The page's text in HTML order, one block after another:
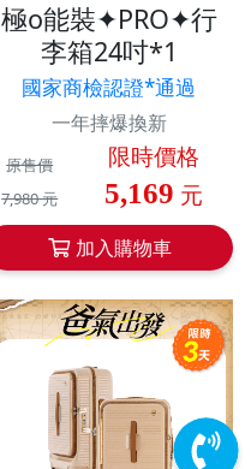
極o能裝✦PRO✦行
李箱24吋*1
國家商檢認證*通過
一年摔爆換新
原售價
7,980 元
限時價格
5,169 元
加入購物車